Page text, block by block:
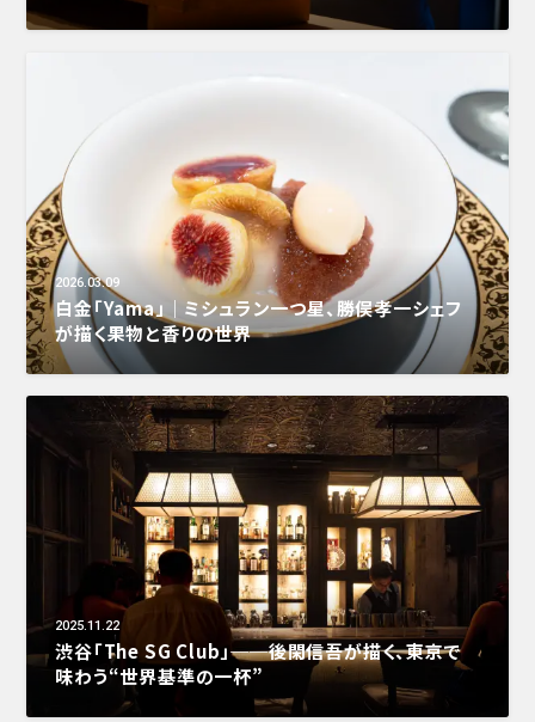
2026.03.09
白金「Yama」｜ミシュラン一つ星、勝俣孝一シェフ
が描く果物と香りの世界
2025.11.22
渋谷「The SG Club」──後閑信吾が描く、東京で
味わう“世界基準の一杯”